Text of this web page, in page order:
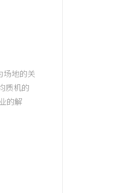
场地的关
质机的
的解